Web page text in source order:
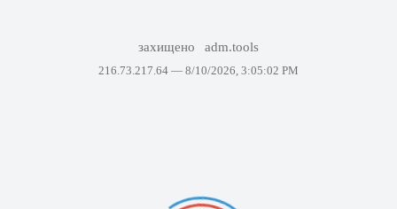
захищено adm.tools
216.73.217.64 — 8/10/2026, 3:05:02 PM